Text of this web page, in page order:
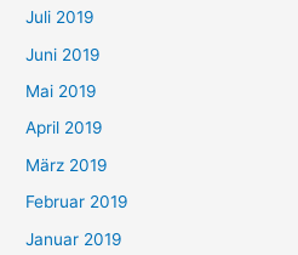
Juli 2019
Juni 2019
Mai 2019
April 2019
März 2019
Februar 2019
Januar 2019